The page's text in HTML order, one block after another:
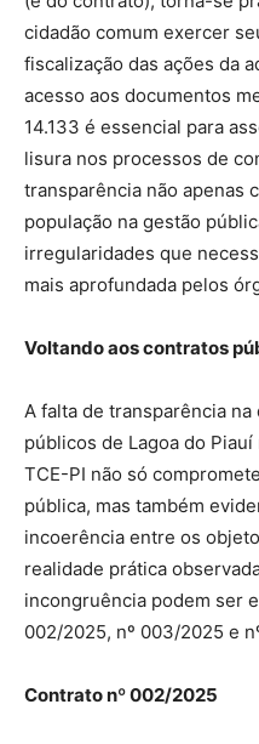
cidadão comum exercer
fiscalização das ações da
acesso aos documentos
14.133 é essencial para
lisura nos processos de
transparência não apenas
população na gestão
irregularidades que
mais aprofundada pelos
Voltando aos contratos
A falta de transparência
públicos de Lagoa do
TCE-PI não só
pública, mas também
incoerência entre os
realidade prática
incongruência podem ser
002/2025, nº 003/2025 e
Contrato nº 002/2025